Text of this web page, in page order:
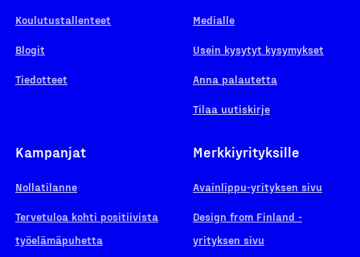
Koulutustallenteet
Blogit
Tiedotteet
Medialle
Usein kysytyt kysymykset
Anna palautetta
Tilaa uutiskirje
Kampanjat
Nollatilanne
Tervetuloa kohti positiivista
työelämäpuhetta
Merkkiyrityksille
Avainlippu-yrityksen sivu
Design from Finland -
yrityksen sivu